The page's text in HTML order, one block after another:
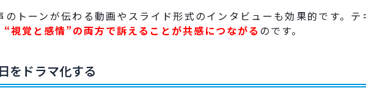
のトーンが伝わる動画やスライド形式のインタビューも効果的です。テ
“視覚と感情”の両方で訴えることが共感につながる のです。
をドラマ化する